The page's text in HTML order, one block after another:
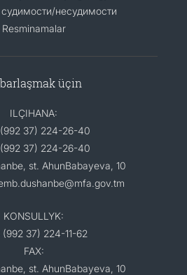
несудимости
Resminamalar
üçin
ILÇIHANA:
37) 224-26-40
(992 37) 224-26-40
st. AhunBabayeva, 10
KONSULLYK:
(992 37) 224-11-62
FAX:
st. AhunBabayeva, 10